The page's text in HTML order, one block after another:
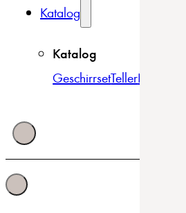
Katalog
Katalog
GeschirrsetTellerBowls &